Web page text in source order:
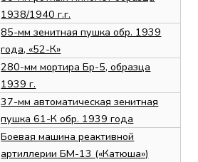
1938/1940 г.г.
85-мм зенитная пушка обр. 1939
года, «52-К»
280-мм мортира Бр-5, образца
1939 г.
37-мм автоматическая зенитная
пушка 61-К обр. 1939 года
Боевая машина реактивной
артиллерии БМ-13 («Катюша»)